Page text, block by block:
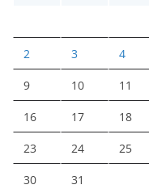
2 3 4
9 10 11
16 17 18
23 24 25
30 31